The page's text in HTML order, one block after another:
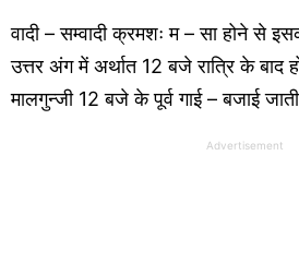
वादी – सम्वादी क्रमशः म – सा होने से
उत्तर अंग में अर्थात 12 बजे रात्रि के बाद
मालगुन्जी 12 बजे के पूर्व गाई – बजाई
Advertisement